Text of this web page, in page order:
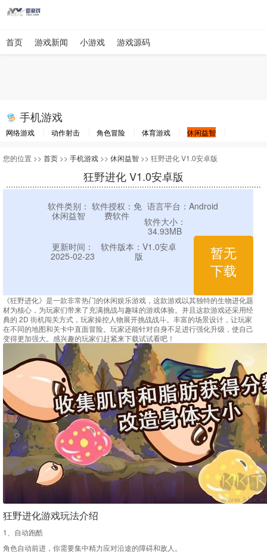
首页 游戏新闻 小游戏 游戏源码
手机游戏
网络游戏 动作射击 角色冒险 体育游戏
休闲益智
您的位置 >> 首页 >> 手机游戏 >> 休闲益智 >> 狂野进化 V1.0安卓版
狂野进化 V1.0安卓版
软件类别：
休闲益智
软件授权：免
费软件
语言平台：Android
软件大小：
34.93MB
更新时间：
2025-02-23
软件版本：V1.0安卓
版
暂无
下载
《狂野进化》是一款非常热门的休闲娱乐游戏，这款游戏以其独特的生物进化题
材为核心，为玩家们带来了充满挑战与趣味的游戏体验。并且这款游戏还采用经
典的 2D 街机闯关方式，玩家操控人物展开挑战战斗。丰富的场景设计，让玩家
在不同的地图和关卡中直面冒险。玩家还能针对自身不足进行强化升级，使自己
变得更加强大。感兴趣的玩家们赶紧来下载试试看吧！
狂野进化游戏玩法介绍
1、自动跑酷
角色自动前进，你需要集中精力应对沿途的障碍和敌人。